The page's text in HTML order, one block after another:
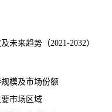
未来趋势 （2021-2032）
模及市场份额
市场区域